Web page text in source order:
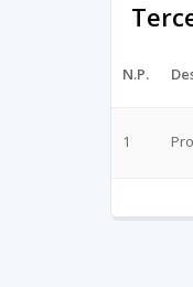
N.P.
1